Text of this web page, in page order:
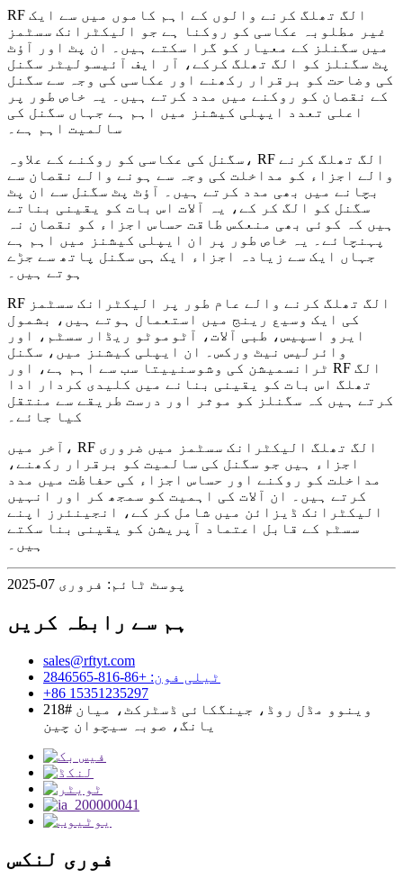
RF الگ تھلگ کرنے والوں کے اہم کاموں میں سے ایک
غیر مطلوبہ عکاسی کو روکنا ہے جو الیکٹرانک سسٹمز
میں سگنلز کے معیار کو گرا سکتے ہیں۔ ان پٹ اور آؤٹ
پٹ سگنلز کو الگ تھلگ کرکے، آر ایف آئیسولیٹر سگنل
کی وضاحت کو برقرار رکھنے اور عکاسی کی وجہ سے سگنل
کے نقصان کو روکنے میں مدد کرتے ہیں۔ یہ خاص طور پر
اعلی تعدد ایپلی کیشنز میں اہم ہے جہاں سگنل کی
سالمیت اہم ہے۔
سگنل کی عکاسی کو روکنے کے علاوہ، RF الگ تھلگ کرنے
والے اجزاء کو مداخلت کی وجہ سے ہونے والے نقصان سے
بچانے میں بھی مدد کرتے ہیں۔ آؤٹ پٹ سگنل سے ان پٹ
سگنل کو الگ کر کے، یہ آلات اس بات کو یقینی بناتے
ہیں کہ کوئی بھی منعکس طاقت حساس اجزاء کو نقصان نہ
پہنچائے۔ یہ خاص طور پر ان ایپلی کیشنز میں اہم ہے
جہاں ایک سے زیادہ اجزاء ایک ہی سگنل پاتھ سے جڑے
ہوتے ہیں۔
RF الگ تھلگ کرنے والے عام طور پر الیکٹرانک سسٹمز
کی ایک وسیع رینج میں استعمال ہوتے ہیں، بشمول
ایرو اسپیس، طبی آلات، آٹوموٹو ریڈار سسٹم، اور
وائرلیس نیٹ ورکس۔ ان ایپلی کیشنز میں، سگنل
ٹرانسمیشن کی وشوسنییتا سب سے اہم ہے، اور RF الگ
تھلگ اس بات کو یقینی بنانے میں کلیدی کردار ادا
کرتے ہیں کہ سگنلز کو موثر اور درست طریقے سے منتقل
کیا جائے۔
آخر میں، RF الگ تھلگ الیکٹرانک سسٹمز میں ضروری
اجزاء ہیں جو سگنل کی سالمیت کو برقرار رکھنے،
مداخلت کو روکنے اور حساس اجزاء کی حفاظت میں مدد
کرتے ہیں۔ ان آلات کی اہمیت کو سمجھ کر اور انہیں
الیکٹرانک ڈیزائن میں شامل کر کے، انجینئرز اپنے
سسٹم کے قابل اعتماد آپریشن کو یقینی بنا سکتے
ہیں۔
پوسٹ ٹائم: فروری 07-2025
ہم سے رابطہ کریں
sales@rftyt.com
ٹیلی فون: +86-816-2846565
+86 15351235297
218# وینوو مڈل روڈ، جینگکائی ڈسٹرکٹ، میان
یانگ، صوبہ سیچوان چین
فوری لنکس